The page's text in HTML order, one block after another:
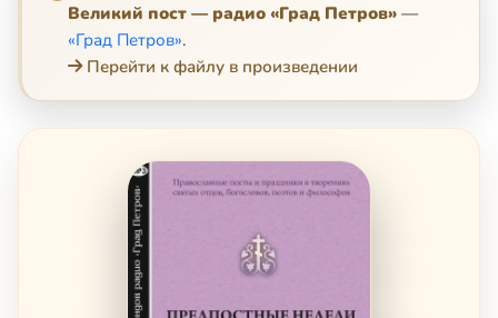
Великий пост — радио «Град Петров» —
«Град Петров».
Перейти к файлу в произведении